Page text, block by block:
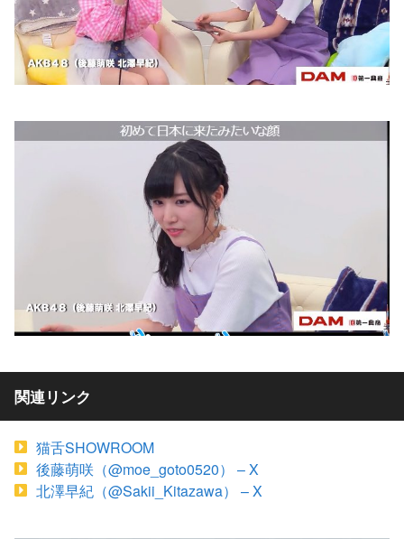
関連リンク
猫舌SHOWROOM
後藤萌咲（@moe_goto0520） – X
北澤早紀（@Sakii_Kitazawa） – X